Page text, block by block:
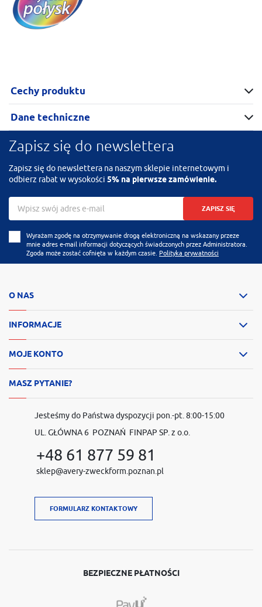
Cechy produktu
Dane techniczne
Zapisz się do newslettera
Zapisz się do newslettera na naszym sklepie internetowym i
odbierz rabat w wysokości 5% na pierwsze zamówienie.
ZAPISZ SIĘ
Wyrażam zgodę na otrzymywanie drogą elektroniczną na wskazany przeze
mnie adres e-mail informacji dotyczących świadczonych przez Administratora.
Zgoda może zostać cofnięta w każdym czasie. Polityka prywatności
O NAS
INFORMACJE
MOJE KONTO
MASZ PYTANIE?
Jesteśmy do Państwa dyspozycji pon.-pt. 8:00-15:00
UL. GŁÓWNA 6 POZNAŃ FINPAP SP. z o.o.
+48 61 877 59 81
sklep@avery-zweckform.poznan.pl
FORMULARZ KONTAKTOWY
BEZPIECZNE PŁATNOŚCI